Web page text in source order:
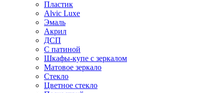
Пластик
Alvic Luxe
Эмаль
Акрил
ДСП
С патиной
Шкафы-купе с зеркалом
Матовое зеркало
Стекло
Цветное стекло